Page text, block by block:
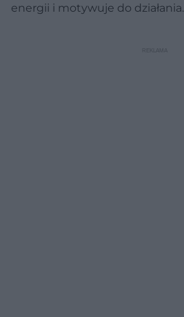
energii i motywuje do działania.